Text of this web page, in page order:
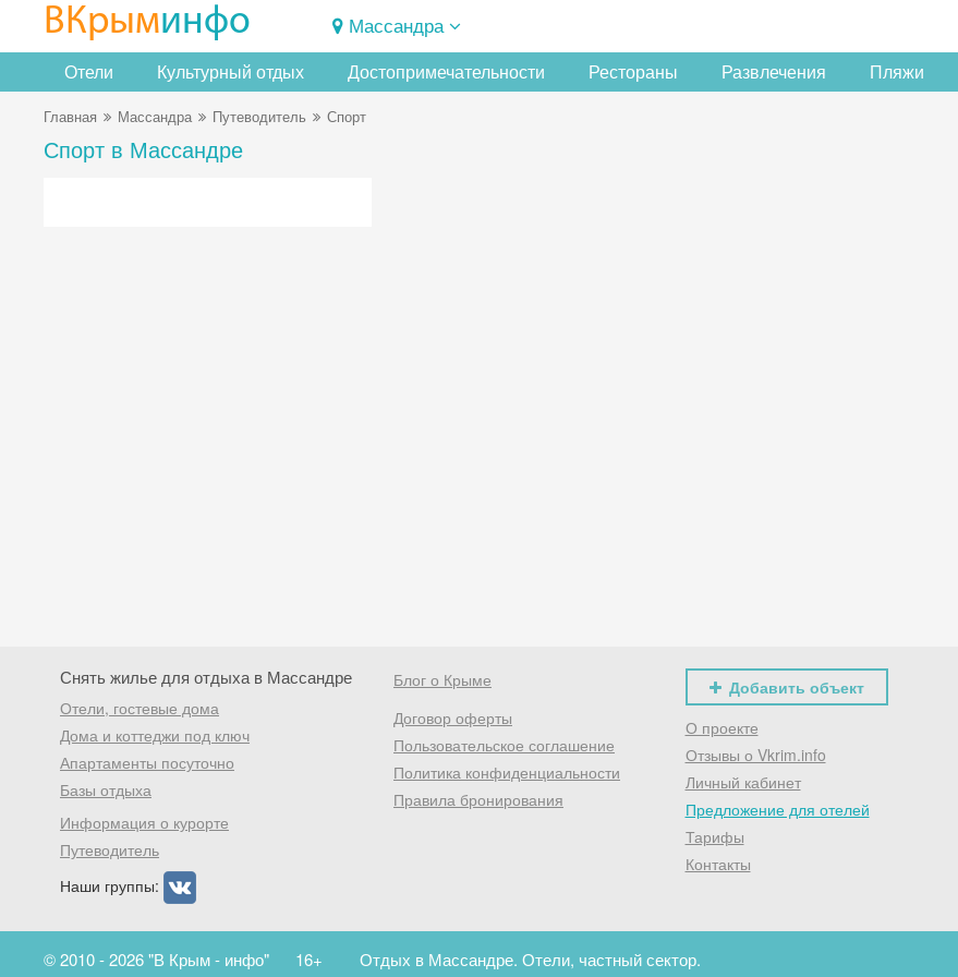
ВКрыминфо Массандра
Отели Культурный отдых Достопримечательности Рестораны Развлечения Пляжи
Главная Массандра Путеводитель Спорт
Спорт в Массандре
Снять жилье для отдыха в Массандре
Отели, гостевые дома
Дома и коттеджи под ключ
Апартаменты посуточно
Базы отдыха
Информация о курорте
Путеводитель
Наши группы:
Блог о Крыме
Договор оферты
Пользовательское соглашение
Политика конфиденциальности
Правила бронирования
Добавить объект
О проекте
Отзывы о Vkrim.info
Личный кабинет
Предложение для отелей
Тарифы
Контакты
© 2010 - 2026 "В Крым - инфо" 16+ Отдых в Массандре. Отели, частный сектор.